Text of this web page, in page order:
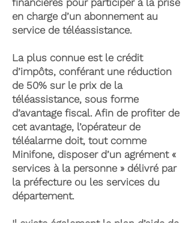
financières pour participer à la prise
en charge d’un abonnement au
service de téléassistance.
La plus connue est le crédit
d’impôts, conférant une réduction
de 50% sur le prix de la
téléassistance, sous forme
d’avantage fiscal. Afin de profiter de
cet avantage, l’opérateur de
téléalarme doit, tout comme
Minifone, disposer d’un agrément «
services à la personne » délivré par
la préfecture ou les services du
département.
Il existe également le plan d’aide de